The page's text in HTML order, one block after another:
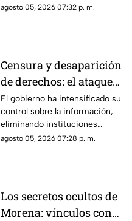
Rosario y Escuinapa
agosto 05, 2026 07:32 p. m.
Censura y desaparición
de derechos: el ataque
del gobierno a la
información pública
El gobierno ha intensificado su
control sobre la información,
eliminando instituciones
autónomas y silenciando
agosto 05, 2026 07:28 p. m.
Los secretos ocultos de
Morena: vínculos con